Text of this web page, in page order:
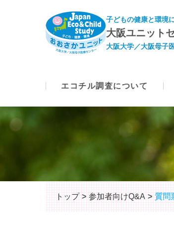
子どもの健康と環境
大阪ユニット
大阪大学／大阪母子
エコチル調査について
トップ 参加者向けQ&A 質問